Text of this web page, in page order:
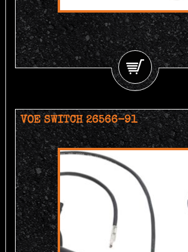
VOE SWITCH 26566-91